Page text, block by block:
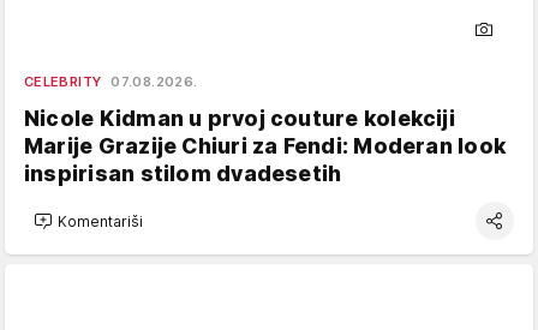
CELEBRITY 07.08.2026.
Nicole Kidman u prvoj couture kolekciji
Marije Grazije Chiuri za Fendi: Moderan look
inspirisan stilom dvadesetih
Komentariši